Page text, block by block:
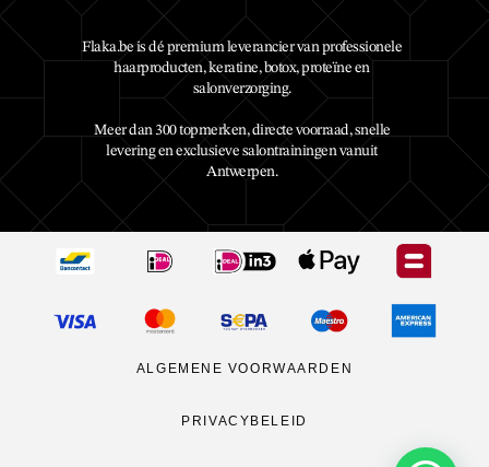
Flaka.be is dé premium leverancier van professionele
haarproducten, keratine, botox, proteïne en
salonverzorging.
Meer dan 300 topmerken, directe voorraad, snelle
levering en exclusieve salontrainingen vanuit
Antwerpen.
ALGEMENE VOORWAARDEN
PRIVACYBELEID